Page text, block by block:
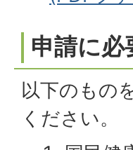
申請に必
以下のもの
ください。